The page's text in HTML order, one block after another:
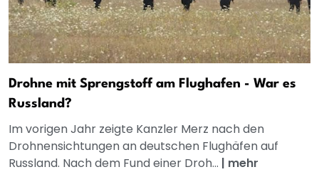
Drohne mit Sprengstoff am Flughafen - War es
Russland?
Im vorigen Jahr zeigte Kanzler Merz nach den
Drohnensichtungen an deutschen Flughäfen auf
Russland. Nach dem Fund einer Droh... | mehr